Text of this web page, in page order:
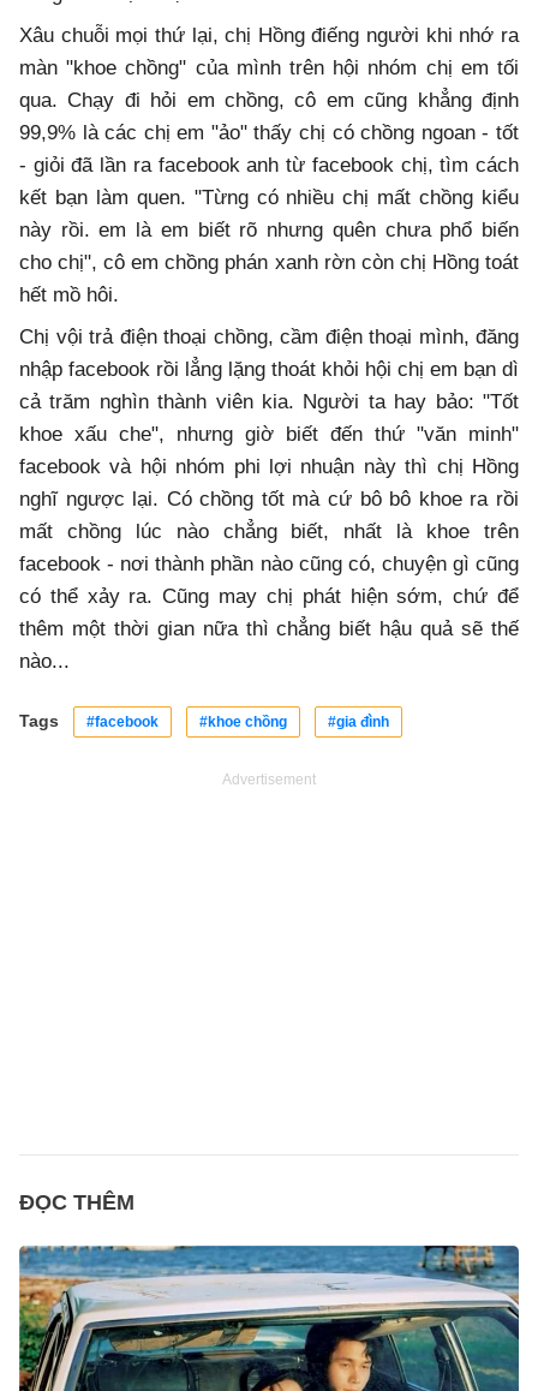
Xâu chuỗi mọi thứ lại, chị Hồng điếng người khi nhớ ra
màn "khoe chồng" của mình trên hội nhóm chị em tối
qua. Chạy đi hỏi em chồng, cô em cũng khẳng định
99,9% là các chị em "ảo" thấy chị có chồng ngoan - tốt
- giỏi đã lần ra facebook anh từ facebook chị, tìm cách
kết bạn làm quen. "Từng có nhiều chị mất chồng kiểu
này rồi. em là em biết rõ nhưng quên chưa phổ biến
cho chị", cô em chồng phán xanh rờn còn chị Hồng toát
hết mồ hôi.
Chị vội trả điện thoại chồng, cầm điện thoại mình, đăng
nhập facebook rồi lẳng lặng thoát khỏi hội chị em bạn dì
cả trăm nghìn thành viên kia. Người ta hay bảo: "Tốt
khoe xấu che", nhưng giờ biết đến thứ "văn minh"
facebook và hội nhóm phi lợi nhuận này thì chị Hồng
nghĩ ngược lại. Có chồng tốt mà cứ bô bô khoe ra rồi
mất chồng lúc nào chẳng biết, nhất là khoe trên
facebook - nơi thành phần nào cũng có, chuyện gì cũng
có thể xảy ra. Cũng may chị phát hiện sớm, chứ để
thêm một thời gian nữa thì chẳng biết hậu quả sẽ thế
nào...
Tags #facebook #khoe chồng #gia đình
Advertisement
ĐỌC THÊM